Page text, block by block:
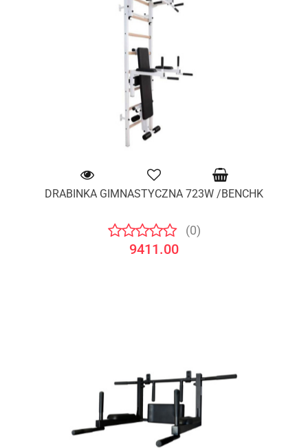
DRABINKA GIMNASTYCZNA 723W /BENCHK
(0)
9411.00